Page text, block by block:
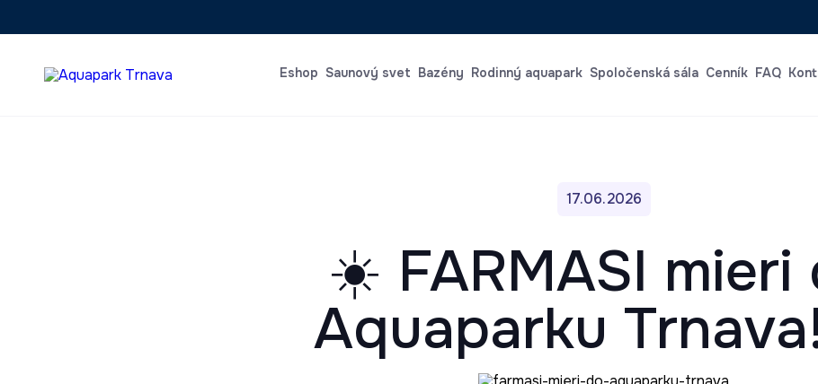
Eshop Saunový svet Bazény Rodinný aquapark Spoločenská sála Cenník FAQ
17.06.2026
☀️ FARMASI mieri
Aquaparku